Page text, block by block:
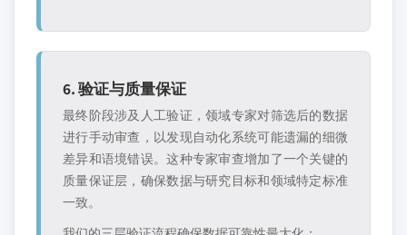
6. 验证与质量保证
最终阶段涉及人工验证，领域专家对筛选后的数据
进行手动审查，以发现自动化系统可能遗漏的细微
差异和语境错误。这种专家审查增加了一个关键的
质量保证层，确保数据与研究目标和领域特定标准
一致。